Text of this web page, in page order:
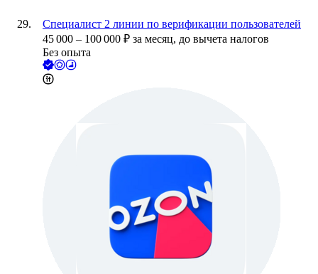
Специалист 2 линии по верификации пользователей
45 000 – 100 000 ₽ за месяц, до вычета налогов
Без опыта